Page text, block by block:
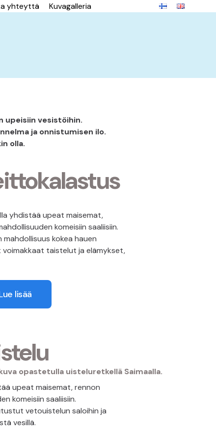
yhteyttä Kuvagalleria
upeisiin vesistöihin.
ja onnistumisen ilo.
olla.
yhdistää upeat maisemat,
komeisiin saaliisiin.
kokea hauen
taistelut ja elämykset,
lisää
upeat maisemat, rennon
komeisiin saaliisiin.
vetouistelun saloihin ja
vesillä.